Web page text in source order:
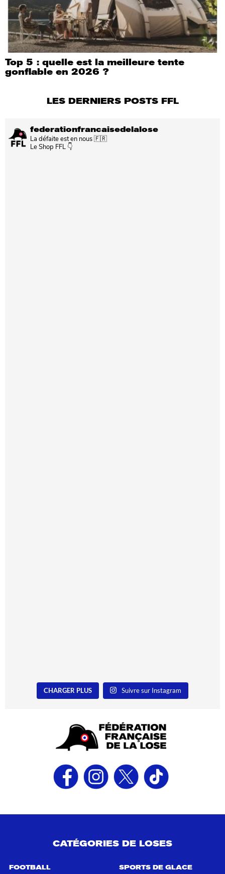
Top 5 : quelle est la meilleure tente
gonflable en 2026 ?
LES DERNIERS POSTS FFL
federationfrancaisedelalose
La défaite est en nous 🇫🇷
Le Shop FFL 👇
CHARGER PLUS Suivre sur Instagram
CATÉGORIES DE LOSES
FOOTBALL SPORTS DE GLACE